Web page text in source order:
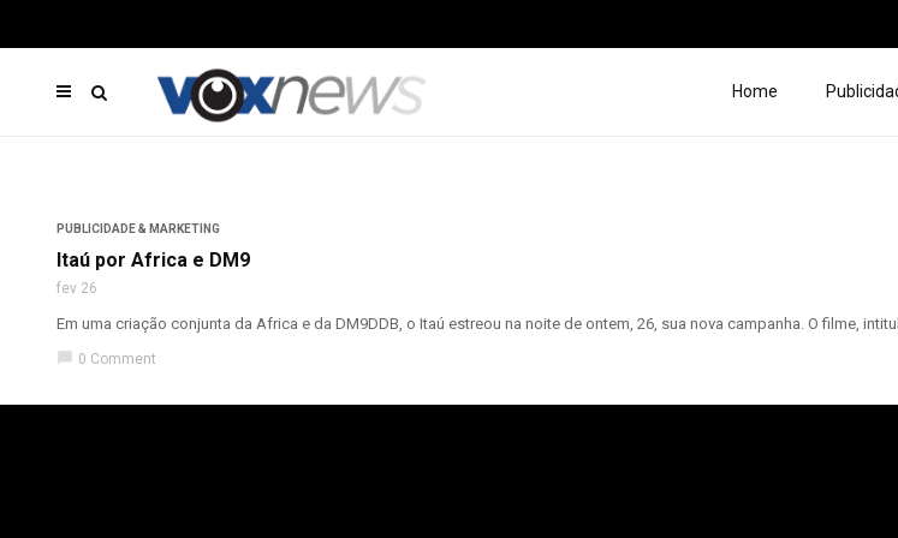
Home
PUBLICIDADE & MARKETING
Itaú por Africa e DM9
fev 26
Em uma criação conjunta da Africa e da DM9DDB, o Itaú estreou na noite de ontem, 26, sua nova campanha. O filme,
chat_bubble 0 Comment